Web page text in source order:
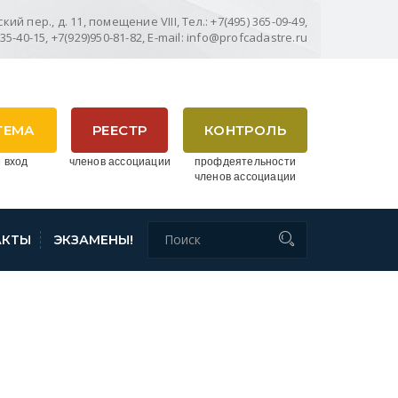
пер., д. 11, помещение VIII, Тел.: +7(495) 365-09-49,
40-15, +7(929)950-81-82, E-mail: info@profcadastre.ru
КОНТРОЛЬ
профдеятельности
членов ассоциации
РЕЕСТР
членов ассоциации
вход
ЭКЗАМЕНЫ!